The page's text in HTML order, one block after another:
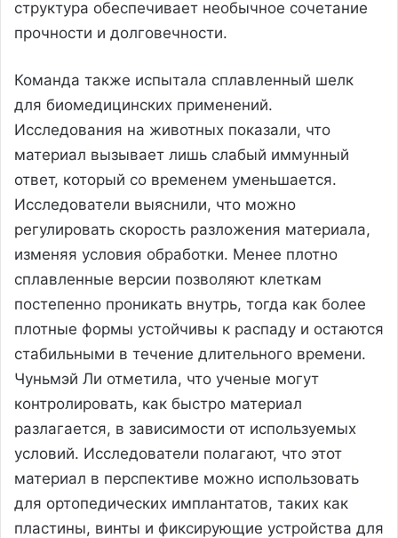
структура обеспечивает необычное сочетание
прочности и долговечности.
Команда также испытала сплавленный шелк
для биомедицинских применений.
Исследования на животных показали, что
материал вызывает лишь слабый иммунный
ответ, который со временем уменьшается.
Исследователи выяснили, что можно
регулировать скорость разложения материала,
изменяя условия обработки. Менее плотно
сплавленные версии позволяют клеткам
постепенно проникать внутрь, тогда как более
плотные формы устойчивы к распаду и остаются
стабильными в течение длительного времени.
Чуньмэй Ли отметила, что ученые могут
контролировать, как быстро материал
разлагается, в зависимости от используемых
условий. Исследователи полагают, что этот
материал в перспективе можно использовать
для ортопедических имплантатов, таких как
пластины, винты и фиксирующие устройства для